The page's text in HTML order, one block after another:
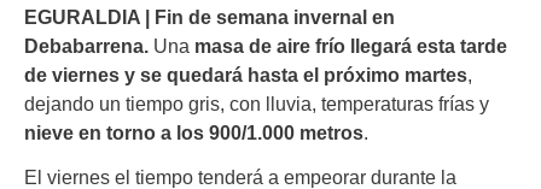
EGURALDIA | Fin de semana invernal en
Debabarrena. Una masa de aire frío llegará esta tarde
de viernes y se quedará hasta el próximo martes,
dejando un tiempo gris, con lluvia, temperaturas frías y
nieve en torno a los 900/1.000 metros.
El viernes el tiempo tenderá a empeorar durante la